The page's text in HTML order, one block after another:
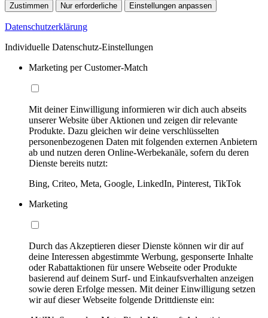
Zustimmen Nur erforderliche Einstellungen anpassen
Datenschutzerklärung
Individuelle Datenschutz-Einstellungen
Marketing per Customer-Match
Mit deiner Einwilligung informieren wir dich auch abseits
unserer Website über Aktionen und zeigen dir relevante
Produkte. Dazu gleichen wir deine verschlüsselten
personenbezogenen Daten mit folgenden externen Anbietern
ab und nutzen deren Online-Werbekanäle, sofern du deren
Dienste bereits nutzt:
Bing, Criteo, Meta, Google, LinkedIn, Pinterest, TikTok
Marketing
Durch das Akzeptieren dieser Dienste können wir dir auf
deine Interessen abgestimmte Werbung, gesponserte Inhalte
oder Rabattaktionen für unsere Webseite oder Produkte
basierend auf deinem Surf- und Einkaufsverhalten anzeigen
sowie deren Erfolge messen. Mit deiner Einwilligung setzen
wir auf dieser Webseite folgende Drittdienste ein: